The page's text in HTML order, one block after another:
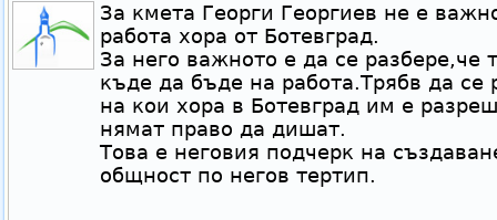
За кмета Георги Георгиев не е
работа хора от Ботевград.
За него важното е да се разбере,че
къде да бъде на работа.Трябв да се
на кои хора в Ботевград им е
нямат право да дишат.
Това е неговия подчерк на
общност по негов тертип.